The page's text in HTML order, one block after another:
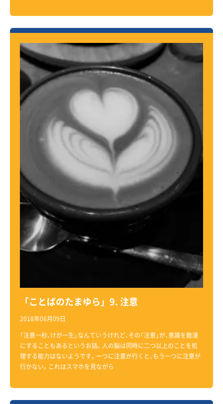
「ことばのたまゆら」9. 注意
2018年06月09日
「注意一秒、けが一生」なんていうけれど、その「注意」が、意識を散漫
にすることもあるというお話。人の脳は同時に二つ以上のことを処
理する能力はないようです。一つに注意が行くと、もう一つに注意が
行かない。これはスマホを見ながら